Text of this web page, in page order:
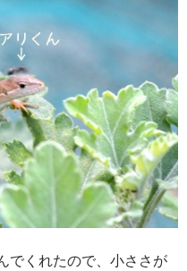
でくれたので、小ささが